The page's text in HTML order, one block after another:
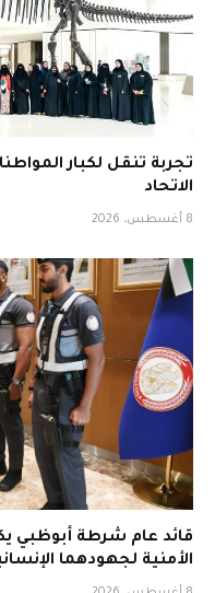
تجربة تنقل لكبار
الاتحاد
8 أغسطس، 2026
قائد عام شرطة أبوظبي
الأمنية لجهودهما